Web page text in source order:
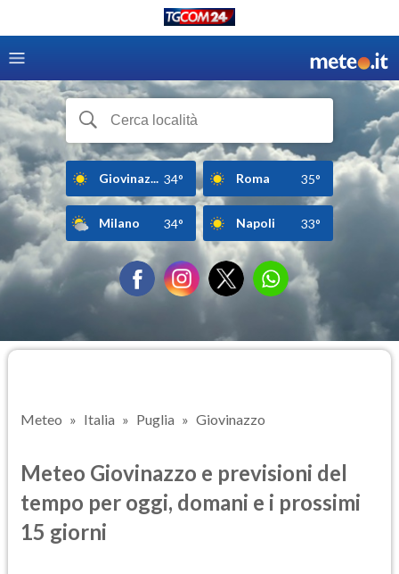
Giovinaz... 34° Roma 35°
Milano 34° Napoli 33°
Meteo Italia Puglia Giovinazzo
Meteo Giovinazzo e previsioni del
tempo per oggi, domani e i prossimi
15 giorni